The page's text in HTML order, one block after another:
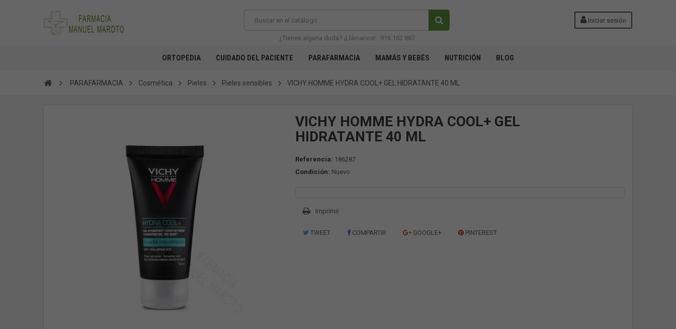
Iniciar sesión
¿Tienes alguna duda? ¡Llámanos! 916 162 887
ORTOPEDIA CUIDADO DEL PACIENTE PARAFARMACIA MAMÁS Y BEBÉS NUTRICIÓN BLOG
PARAFARMACIA Cosmética Pieles Pieles sensibles VICHY HOMME HYDRA COOL+ GEL HIDRATANTE 40 ML
VICHY HOMME HYDRA COOL+ GEL
HIDRATANTE 40 ML
Referencia: 186287
Condición: Nuevo
Imprimir
TWEET COMPARTIR GOOGLE+ PINTEREST